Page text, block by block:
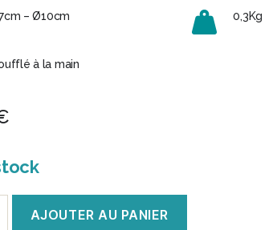
– Ø10cm
à la main
0,3Kg
AJOUTER AU PANIER